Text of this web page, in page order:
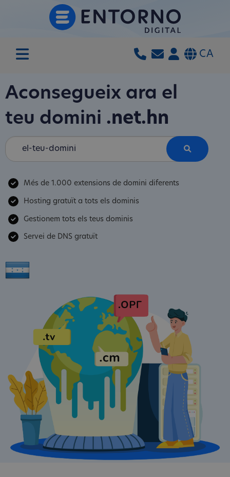
CA
Aconsegueix ara el
teu domini .net.hn
Més de 1.000 extensions de domini diferents
Hosting gratuït a tots els dominis
Gestionem tots els teus dominis
Servei de DNS gratuït